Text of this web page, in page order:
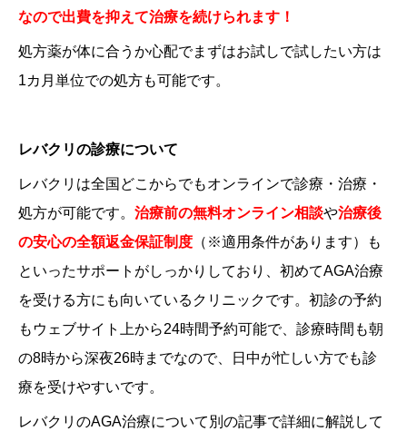
なので出費を抑えて治療を続けられます！
処方薬が体に合うか心配でまずはお試しで試したい方は
1カ月単位での処方も可能です。
レバクリの診療について
レバクリは全国どこからでもオンラインで診療・治療・
処方が可能です。 治療前の無料オンライン相談や治療後
の安心の全額返金保証制度 （ ※適用条件があります）も
といったサポートがしっかりしており、初めてAGA治療
を受ける方にも向いているクリニックです。初診の予約
もウェブサイト上から24時間予約可能で、診療時間も朝
の8時から深夜26時までなので、日中が忙しい方でも診
療を受けやすいです。
レバクリのAGA治療について別の記事で詳細に解説して